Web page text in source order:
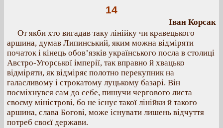
14
Іван Корсак
От якби хто вигадав таку лінійку чи кравецького
аршина, думав Липинський, яким можна відміряти
початок і кінець обов’язків українського посла в столиці
Австро-Угорської імперії, так вправно й хвацько
відміряти, як відміряє полотно перекупник на
галасливому і строкатому луцькому базарі. Він
посміхнувся сам до себе, пишучи чергового листа
своєму міністрові, бо не існує такої лінійки й такого
аршина, слава Богові, може існувати лишень відчуття
потреб своєї держави.